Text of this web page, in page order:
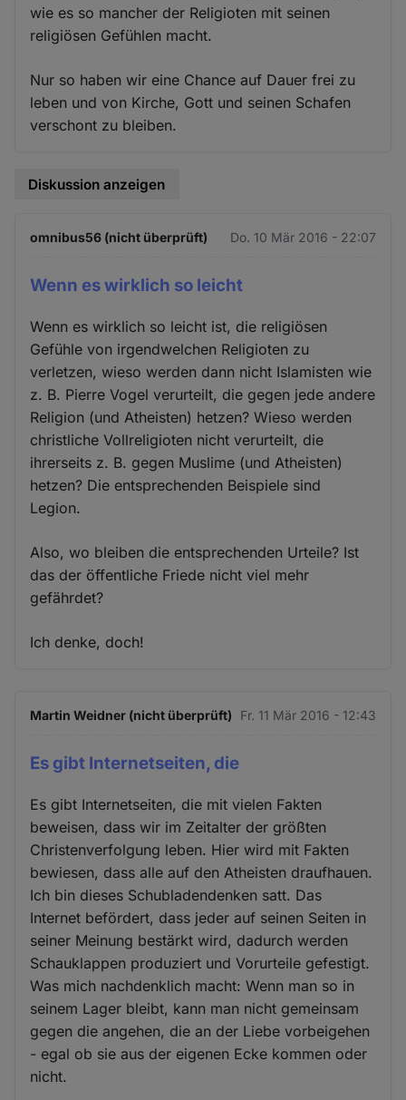
wie es so mancher der Religioten mit seinen
religiösen Gefühlen macht.
Nur so haben wir eine Chance auf Dauer frei zu
leben und von Kirche, Gott und seinen Schafen
verschont zu bleiben.
Diskussion anzeigen
omnibus56 (nicht überprüft) Do. 10 Mär 2016 - 22:07
Wenn es wirklich so leicht
Wenn es wirklich so leicht ist, die religiösen
Gefühle von irgendwelchen Religioten zu
verletzen, wieso werden dann nicht Islamisten wie
z. B. Pierre Vogel verurteilt, die gegen jede andere
Religion (und Atheisten) hetzen? Wieso werden
christliche Vollreligioten nicht verurteilt, die
ihrerseits z. B. gegen Muslime (und Atheisten)
hetzen? Die entsprechenden Beispiele sind
Legion.
Also, wo bleiben die entsprechenden Urteile? Ist
das der öffentliche Friede nicht viel mehr
gefährdet?
Ich denke, doch!
Martin Weidner (nicht überprüft) Fr. 11 Mär 2016 - 12:43
Es gibt Internetseiten, die
Es gibt Internetseiten, die mit vielen Fakten
beweisen, dass wir im Zeitalter der größten
Christenverfolgung leben. Hier wird mit Fakten
bewiesen, dass alle auf den Atheisten draufhauen.
Ich bin dieses Schubladendenken satt. Das
Internet befördert, dass jeder auf seinen Seiten in
seiner Meinung bestärkt wird, dadurch werden
Schauklappen produziert und Vorurteile gefestigt.
Was mich nachdenklich macht: Wenn man so in
seinem Lager bleibt, kann man nicht gemeinsam
gegen die angehen, die an der Liebe vorbeigehen
- egal ob sie aus der eigenen Ecke kommen oder
nicht.